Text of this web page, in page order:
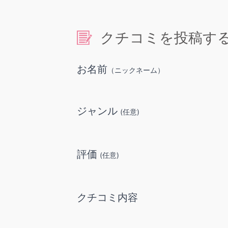
クチコミを投稿す
お名前 （ニックネーム）
ジャンル (任意)
評価 (任意)
クチコミ内容